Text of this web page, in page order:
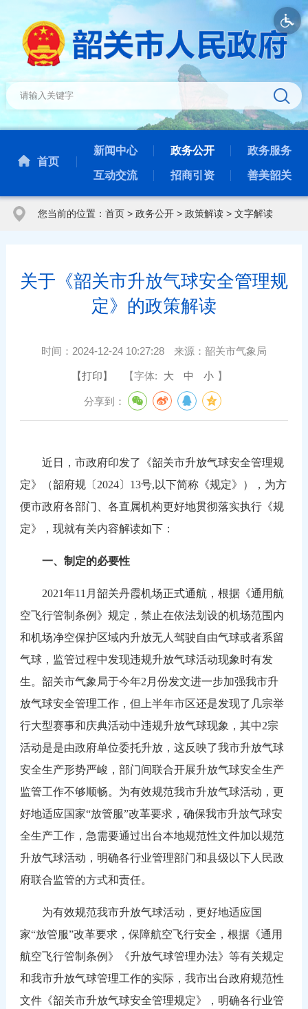
首页
新闻中心 政务公开 政务服务
互动交流 招商引资 善美韶关
您当前的位置： 首页> 政务公开> 政策解读> 文字解读
关于《韶关市升放气球安全管理规
定》的政策解读
时间： 2024-12-24 10:27:28 来源： 韶关市气象局
【打印】 【字体: 大 中 小 】
分享到：
近日，市政府印发了《韶关市升放气球安全管理规
定》（韶府规〔2024〕13号,以下简称《规定》），为方
便市政府各部门、各直属机构更好地贯彻落实执行《规
定》，现就有关内容解读如下：
一、制定的必要性
2021年11月韶关丹霞机场正式通航，根据《通用航
空飞行管制条例》规定，禁止在依法划设的机场范围内
和机场净空保护区域内升放无人驾驶自由气球或者系留
气球，监管过程中发现违规升放气球活动现象时有发
生。韶关市气象局于今年2月份发文进一步加强我市升
放气球安全管理工作，但上半年市区还是发现了几宗举
行大型赛事和庆典活动中违规升放气球现象，其中2宗
活动是是由政府单位委托升放，这反映了我市升放气球
安全生产形势严峻，部门间联合开展升放气球安全生产
监管工作不够顺畅。为有效规范我市升放气球活动，更
好地适应国家“放管服”改革要求，确保我市升放气球安
全生产工作，急需要通过出台本地规范性文件加以规范
升放气球活动，明确各行业管理部门和县级以下人民政
府联合监管的方式和责任。
为有效规范我市升放气球活动，更好地适应国
家“放管服”改革要求，保障航空飞行安全，根据《通用
航空飞行管制条例》《升放气球管理办法》等有关规定
和我市升放气球管理工作的实际，我市出台政府规范性
文件《韶关市升放气球安全管理规定》，明确各行业管